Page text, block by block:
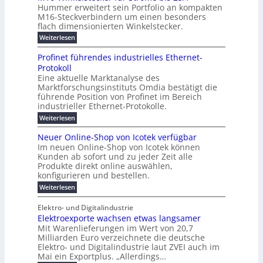
u
n
d
w
e
n
g
e
B
ü
r
o
k
r
a
i
e
e
r
g
i
e
l
s
u
n
g
e
n
s
t
s
c
h
a
t
e
i
s
t
n
E
u
r
o
e
n
E
t
h
e
r
a
t
P
l
u
g
F
e
s
t
f
ü
r
e
ff
i
z
i
n
t
e
r
e
s
K
a
b
e
l
m
a
n
a
e
m
e
n
t
t
u
m
v
o
n
ü
b
r
2
0
%
i
m
e
r
t
e
n
H
a
l
b
j
a
h
r
2
0
2
r
n
T
w
i
h
u
s
w
r
d
n
e
u
r
W
a
g
o
-
C
E
O
Hummer erweitert sein Portfolio an kompakten
M16-Steckverbindern um einen besonders
flach dimensionierten Winkelstecker.
Weiterlesen:
M
1
6
W
i
n
k
e
l
s
t
c
k
e
r
ü
S
t
r
ö
m
e
b
Profinet führendes industrielles Ethernet-
Protokoll
Eine aktuelle Marktanalyse des
Marktforschungsinstituts Omdia bestätigt die
führende Position von Profinet im Bereich
industrieller Ethernet-Protokolle.
Weiterlesen:
P
r
o
i
n
e
t
f
ü
h
r
e
n
d
e
s
Neuer Online-Shop von Icotek verfügbar
Im neuen Online-Shop von Icotek können
Kunden ab sofort und zu jeder Zeit alle
Produkte direkt online auswählen,
konfigurieren und bestellen.
Weiterlesen:
N
u
e
r
O
n
l
i
Elektro- und Digitalindustrie
Elektroexporte wachsen etwas langsamer
Mit Warenlieferungen im Wert von 20,7
Milliarden Euro verzeichnete die deutsche
Elektro- und Digitalindustrie laut ZVEI auch im
Mai ein Exportplus. „Allerdings…